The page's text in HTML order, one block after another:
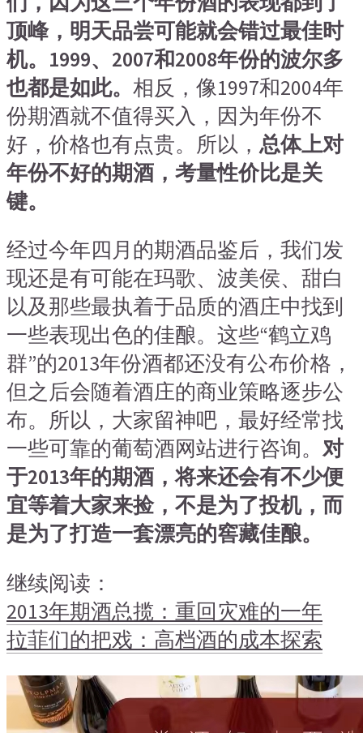
顶峰，明天品尝可能就会错过最佳时
机。1999、2007和2008年份的波尔多
也都是如此。 相反，像1997和2004年
份期酒就不值得买入，因为年份不
好，价格也有点贵。所以， 总体上对
年份不好的期酒，考量性价比是关
键。
经过今年四月的期酒品鉴后，我们发
现还是有可能在玛歌、波美侯、甜白
以及那些最执着于品质的酒庄中找到
一些表现出色的佳酿。这些“鹤立鸡
群”的2013年份酒都还没有公布价格，
但之后会随着酒庄的商业策略逐步公
布。所以，大家留神吧，最好经常找
一些可靠的葡萄酒网站进行咨询。 对
于2013年的期酒，将来还会有不少便
宜等着大家来捡，不是为了投机，而
是为了打造一套漂亮的窖藏佳酿。
继续阅读：
2013年期酒总揽：重回灾难的一年
拉菲们的把戏：高档酒的成本探索